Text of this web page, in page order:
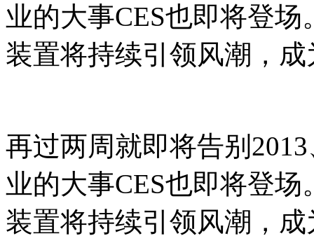
业的大事CES也即将登
装置将持续引领风潮，成
再过两周就即将告别
业的大事CES也即将登
装置将持续引领风潮，